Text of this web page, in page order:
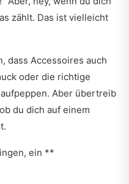
zählt. Das ist vielleicht
dass Accessoires auch
oder die richtige
Aber übertreib
du dich auf einem
ein **